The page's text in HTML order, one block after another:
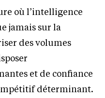
où l’intelligence
jamais sur la
des volumes
et de confiance
déterminant.